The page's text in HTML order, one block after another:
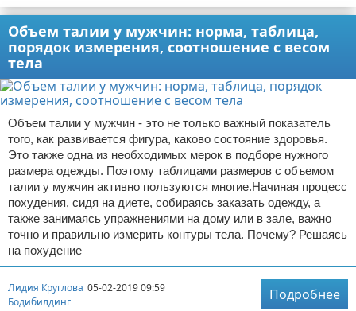
Объем талии у мужчин: норма, таблица,
порядок измерения, соотношение с весом
тела
Объем талии у мужчин - это не только важный показатель
того, как развивается фигура, каково состояние здоровья.
Это также одна из необходимых мерок в подборе нужного
размера одежды. Поэтому таблицами размеров с объемом
талии у мужчин активно пользуются многие.Начиная процесс
похудения, сидя на диете, собираясь заказать одежду, а
также занимаясь упражнениями на дому или в зале, важно
точно и правильно измерить контуры тела. Почему? Решаясь
на похудение
Лидия Круглова 05-02-2019 09:59
Бодибилдинг
Подробнее